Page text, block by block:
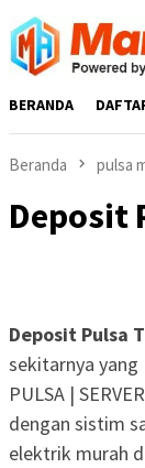
Loncat
konten
BERANDA
Beranda pulsa
Deposit
Deposit Pulsa
sekitarnya yang
PULSA |
dengan sistim
elektrik murah